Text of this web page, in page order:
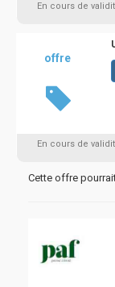
En cours de
offre
En cours de
Cette offre